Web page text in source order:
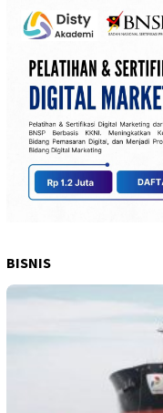
BISNIS